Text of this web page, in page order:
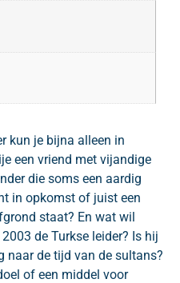
kun je bijna alleen in
een vriend met vijandige
die soms een aardig
in opkomst of juist een
staat? En wat wil
de Turkse leider? Is hij
naar de tijd van de sultans?
of een middel voor